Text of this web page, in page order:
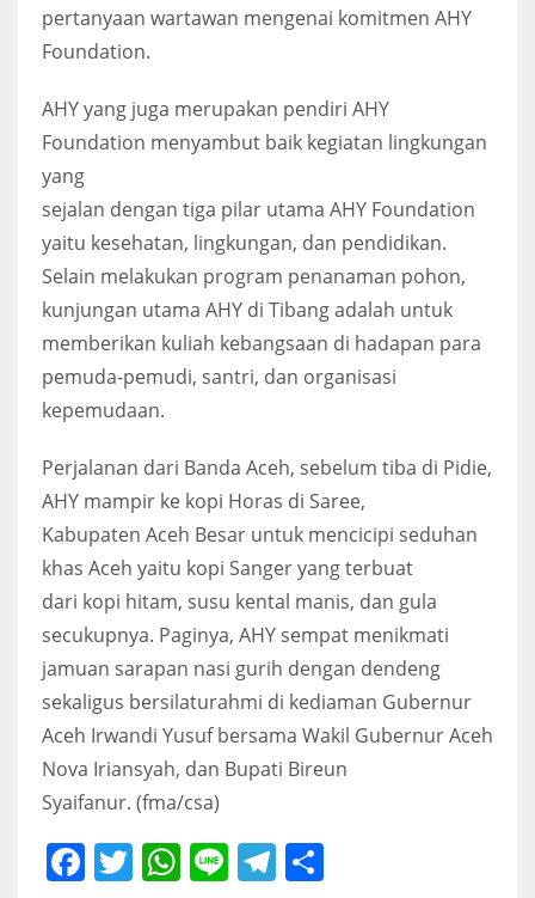
pertanyaan wartawan mengenai komitmen AHY
Foundation.
AHY yang juga merupakan pendiri AHY
Foundation menyambut baik kegiatan lingkungan
yang
sejalan dengan tiga pilar utama AHY Foundation
yaitu kesehatan, lingkungan, dan pendidikan.
Selain melakukan program penanaman pohon,
kunjungan utama AHY di Tibang adalah untuk
memberikan kuliah kebangsaan di hadapan para
pemuda-pemudi, santri, dan organisasi
kepemudaan.
Perjalanan dari Banda Aceh, sebelum tiba di Pidie,
AHY mampir ke kopi Horas di Saree,
Kabupaten Aceh Besar untuk mencicipi seduhan
khas Aceh yaitu kopi Sanger yang terbuat
dari kopi hitam, susu kental manis, dan gula
secukupnya. Paginya, AHY sempat menikmati
jamuan sarapan nasi gurih dengan dendeng
sekaligus bersilaturahmi di kediaman Gubernur
Aceh Irwandi Yusuf bersama Wakil Gubernur Aceh
Nova Iriansyah, dan Bupati Bireun
Syaifanur. (fma/csa)
Facebook
Twitter
WhatsApp
LineTelegram